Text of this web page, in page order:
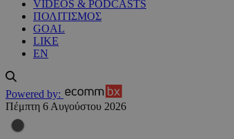
VIDEOS & PODCASTS
ΠΟΛΙΤΙΣΜΟΣ
GOAL
LIKE
EN
Powered by:
Πέμπτη 6 Αυγούστου 2026